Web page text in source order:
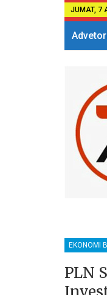
JUMAT, 7
EKONOMI
PLN